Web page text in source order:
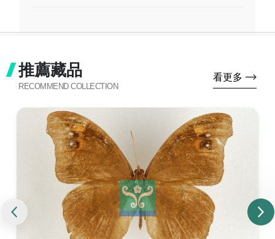
推薦藏品
RECOMMEND COLLECTION
看更多